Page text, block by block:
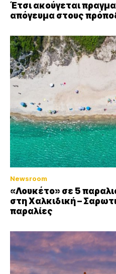
Έτσι ακούγεται
απόγευμα στους
Newsroom
«Λουκέτο» σε 5
στη Χαλκιδική –
παραλίες